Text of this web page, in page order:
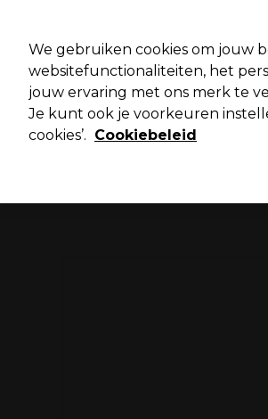
Merken Deals ⭐
Volgende dag
We gebruiken cookies om jouw
websitefunctionaliteiten, het
jouw ervaring met ons merk te
Je kunt ook je voorkeuren
cookies’. Cookiebeleid